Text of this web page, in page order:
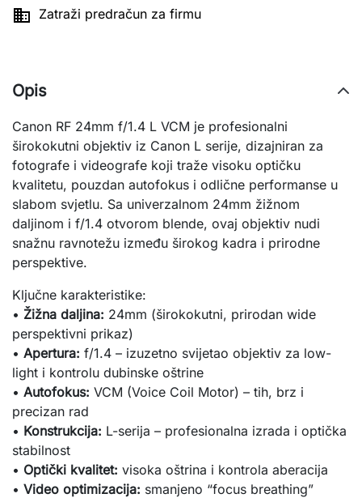
 Zatraži predračun za firmu
Opis
Canon RF 24mm f/1.4 L VCM je profesionalni
širokokutni objektiv iz Canon L serije, dizajniran za
fotografe i videografe koji traže visoku optičku
kvalitetu, pouzdan autofokus i odlične performanse u
slabom svjetlu. Sa univerzalnom 24mm žižnom
daljinom i f/1.4 otvorom blende, ovaj objektiv nudi
snažnu ravnotežu između širokog kadra i prirodne
perspektive.
Ključne karakteristike:
• Žižna daljina: 24mm (širokokutni, prirodan wide
perspektivni prikaz)
• Apertura: f/1.4 – izuzetno svijetao objektiv za low-
light i kontrolu dubinske oštrine
• Autofokus: VCM (Voice Coil Motor) – tih, brz i
precizan rad
• Konstrukcija: L-serija – profesionalna izrada i optička
stabilnost
• Optički kvalitet: visoka oštrina i kontrola aberacija
• Video optimizacija: smanjeno “focus breathing”